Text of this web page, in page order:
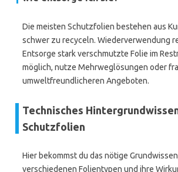
Die meisten Schutzfolien bestehen aus
schwer zu recyceln. Wiederverwendung
Entsorge stark verschmutzte Folie im
möglich, nutze Mehrweglösungen oder
umweltfreundlicheren Angeboten.
Technisches
Schutzfolien
Hier bekommst du das nötige
verschiedenen Folientypen und ihre